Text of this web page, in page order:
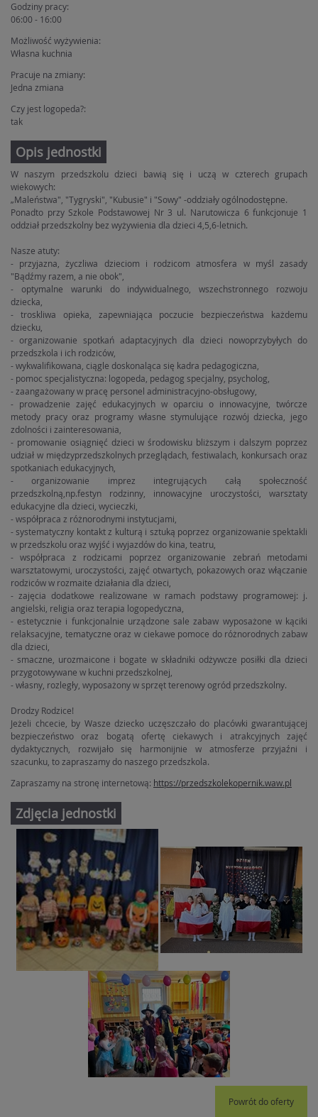
Godziny pracy:
06:00 - 16:00
Możliwość wyżywienia:
Własna kuchnia
Pracuje na zmiany:
Jedna zmiana
Czy jest logopeda?:
tak
Opis jednostki
W naszym przedszkolu dzieci bawią się i uczą w czterech grupach
wiekowych:
„Maleństwa", "Tygryski", "Kubusie" i "Sowy" -oddziały ogólnodostępne.
Ponadto przy Szkole Podstawowej Nr 3 ul. Narutowicza 6 funkcjonuje 1
oddział przedszkolny bez wyżywienia dla dzieci 4,5,6-letnich.
Nasze atuty:
- przyjazna, życzliwa dzieciom i rodzicom atmosfera w myśl zasady
"Bądźmy razem, a nie obok",
- optymalne warunki do indywidualnego, wszechstronnego rozwoju
dziecka,
- troskliwa opieka, zapewniająca poczucie bezpieczeństwa każdemu
dziecku,
- organizowanie spotkań adaptacyjnych dla dzieci nowoprzybyłych do
przedszkola i ich rodziców,
- wykwalifikowana, ciągle doskonaląca się kadra pedagogiczna,
- pomoc specjalistyczna: logopeda, pedagog specjalny, psycholog,
- zaangażowany w pracę personel administracyjno-obsługowy,
- prowadzenie zajęć edukacyjnych w oparciu o innowacyjne, twórcze
metody pracy oraz programy własne stymulujące rozwój dziecka, jego
zdolności i zainteresowania,
- promowanie osiągnięć dzieci w środowisku bliższym i dalszym poprzez
udział w międzyprzedszkolnych przeglądach, festiwalach, konkursach oraz
spotkaniach edukacyjnych,
- organizowanie imprez integrujących całą społeczność
przedszkolną,np.festyn rodzinny, innowacyjne uroczystości, warsztaty
edukacyjne dla dzieci, wycieczki,
- współpraca z różnorodnymi instytucjami,
- systematyczny kontakt z kulturą i sztuką poprzez organizowanie spektakli
w przedszkolu oraz wyjść i wyjazdów do kina, teatru,
- współpraca z rodzicami poprzez organizowanie zebrań metodami
warsztatowymi, uroczystości, zajęć otwartych, pokazowych oraz włączanie
rodziców w rozmaite działania dla dzieci,
- zajęcia dodatkowe realizowane w ramach podstawy programowej: j.
angielski, religia oraz terapia logopedyczna,
- estetycznie i funkcjonalnie urządzone sale zabaw wyposażone w kąciki
relaksacyjne, tematyczne oraz w ciekawe pomoce do różnorodnych zabaw
dla dzieci,
- smaczne, urozmaicone i bogate w składniki odżywcze posiłki dla dzieci
przygotowywane w kuchni przedszkolnej,
- własny, rozległy, wyposażony w sprzęt terenowy ogród przedszkolny.
Drodzy Rodzice!
Jeżeli chcecie, by Wasze dziecko uczęszczało do placówki gwarantującej
bezpieczeństwo oraz bogatą ofertę ciekawych i atrakcyjnych zajęć
dydaktycznych, rozwijało się harmonijnie w atmosferze przyjaźni i
szacunku, to zapraszamy do naszego przedszkola.
Zapraszamy na stronę internetową: https://przedszkolekopernik.waw.pl
Zdjęcia jednostki
Powrót do oferty